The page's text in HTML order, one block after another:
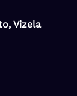
Vizela